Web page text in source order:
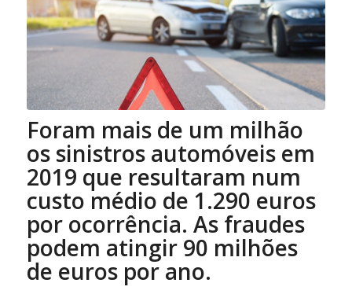
Foram mais de um milhão
os sinistros automóveis em
2019 que resultaram num
custo médio de 1.290 euros
por ocorrência. As fraudes
podem atingir 90 milhões
de euros por ano.